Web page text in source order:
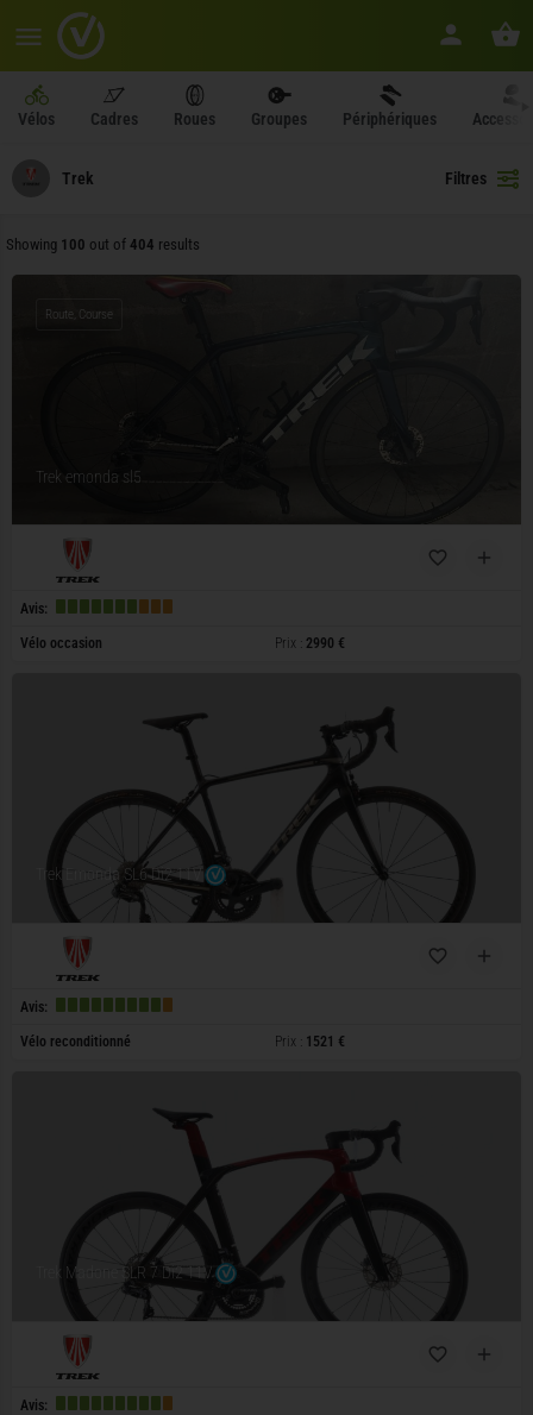
Vélos Cadres Roues Groupes Périphériques
Trek Filtres
Showing 100 out of 404 results
Trek emonda sl5
Route, Course
Avis:
Vélo occasion Prix : 2990 €
Trek Emonda SL6 Di2 11V
Avis:
Vélo reconditionné Prix : 1521 €
Trek Madone SLR 7 Di2 11V
Avis: